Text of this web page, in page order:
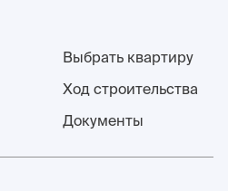
Выбрать квартиру
Ход строительства
Документы